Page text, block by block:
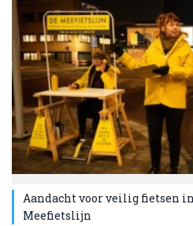
Aandacht voor veilig fietsen
Meefietslijn